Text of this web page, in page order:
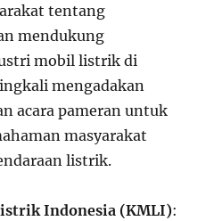
tentang
mendukung
mobil listrik di
mengadakan
acara pameran untuk
masyarakat
listrik.
Indonesia (KMLI):